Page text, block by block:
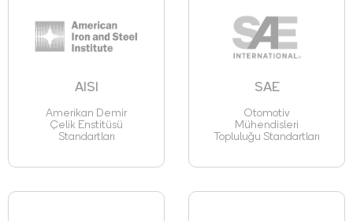
AISI
Amerikan Demir
Çelik Enstitüsü
Standartları
SAE
Otomotiv
Mühendisleri
Topluluğu Standartları